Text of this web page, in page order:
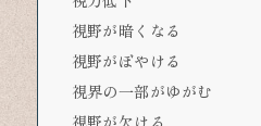
視野が暗くなる
視野がぼやける
視界の一部がゆがむ